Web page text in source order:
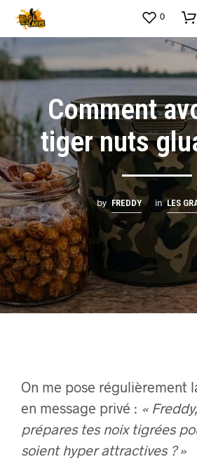
0
Comment
tiger nuts
by FREDDY in LES
On me pose régulièrement
en message privé : «
prépares tes noix tigrées
soient hyper attractives ? »